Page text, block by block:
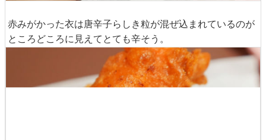
赤みがかった衣は唐辛子らしき粒が混ぜ込まれているのが
ところどころに見えてとても辛そう。